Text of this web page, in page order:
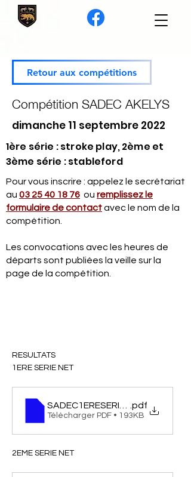
Retour aux compétitions
Compétition SADEC AKELYS
dimanche 11 septembre 2022
1ère série : stroke play, 2ème et
3ème série : stableford
Pour vous inscrire : appelez le secrétariat
au 03 25 40 18 76 ou remplissez le
formulaire de contactavec le nom de la
compétition.
Les convocations avec les heures de
départs sont publiées la veille sur la
page de la compétition.
RESULTATS
1ERE SERIE NET
SADEC1ERESERIENET
.pdf
Télécharger PDF • 193KB
2EME SERIE NET